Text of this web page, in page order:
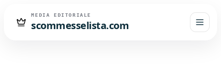
MEDIA EDITORIALE
scommesselista.com